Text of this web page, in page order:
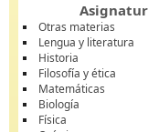
Otras materias
Lengua y literatura
Historia
Filosofía y ética
Matemáticas
Biología
Física